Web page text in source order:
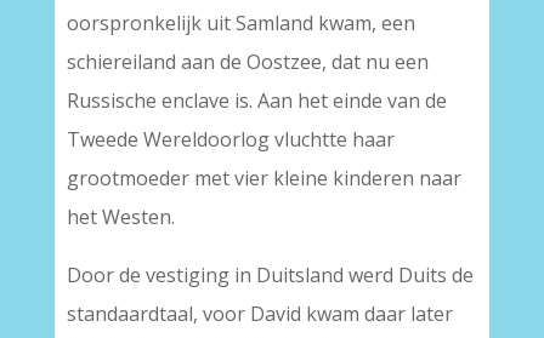
oorspronkelijk uit Samland kwam, een
schiereiland aan de Oostzee, dat nu een
Russische enclave is. Aan het einde van de
Tweede Wereldoorlog vluchtte haar
grootmoeder met vier kleine kinderen naar
het Westen.
Door de vestiging in Duitsland werd Duits de
standaardtaal, voor David kwam daar later